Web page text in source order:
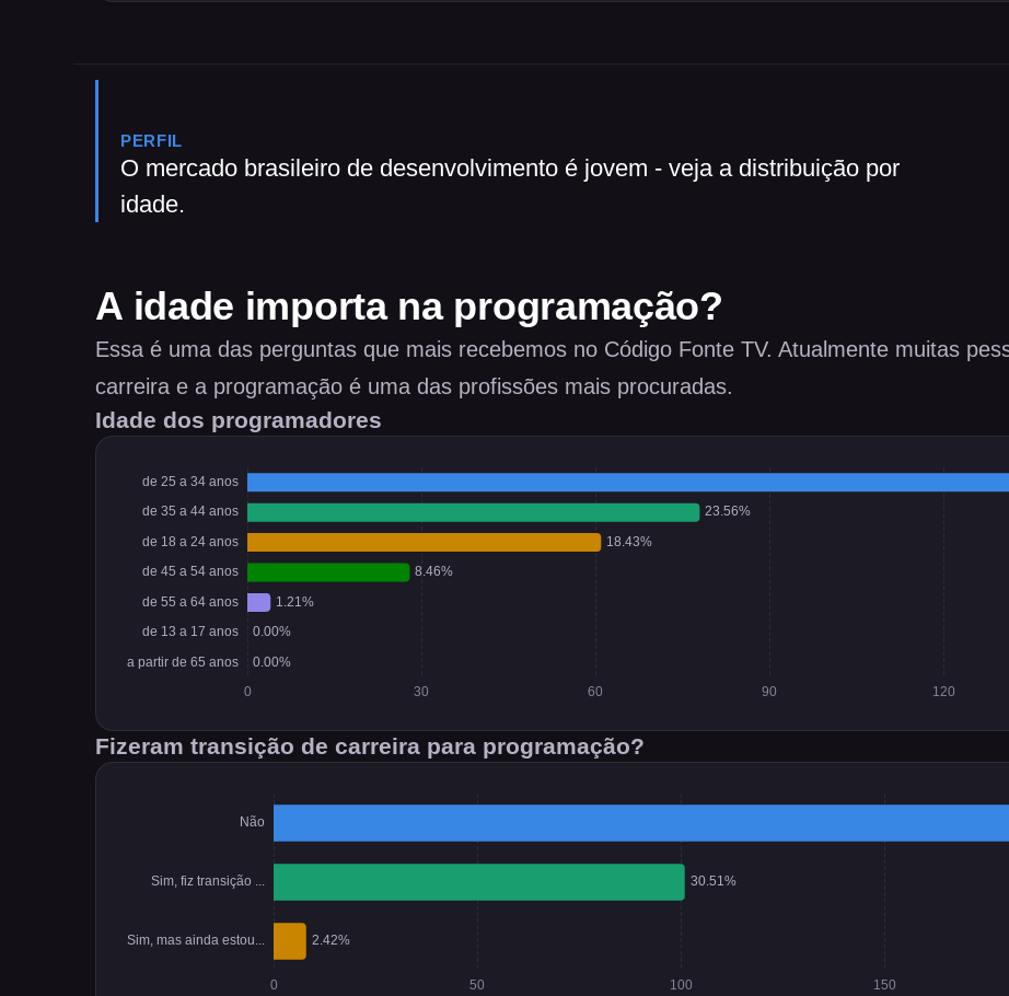
PERFIL
O mercado brasileiro de desenvolvimento é jovem - veja a distribuição por
idade.
A idade importa na programação?
Essa é uma das perguntas que mais recebemos no Código Fonte TV. Atualmente muitas
carreira e a programação é uma das profissões mais procuradas.
Idade dos programadores
Fizeram transição de carreira para programação?